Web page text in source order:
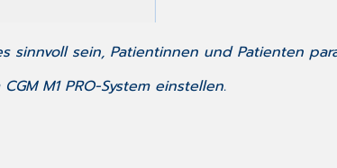
sein, Patientinnen und Patienten
M1 PRO-System einstellen.